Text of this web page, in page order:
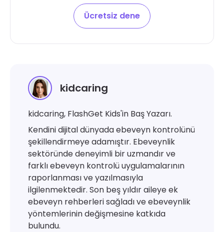
Ücretsiz dene
kidcaring
kidcaring, FlashGet Kids'in Baş Yazarı.
Kendini dijital dünyada ebeveyn kontrolünü
şekillendirmeye adamıştır. Ebeveynlik
sektöründe deneyimli bir uzmandır ve
farklı ebeveyn kontrolü uygulamalarının
raporlanması ve yazılmasıyla
ilgilenmektedir. Son beş yıldır aileye ek
ebeveyn rehberleri sağladı ve ebeveynlik
yöntemlerinin değişmesine katkıda
bulundu.